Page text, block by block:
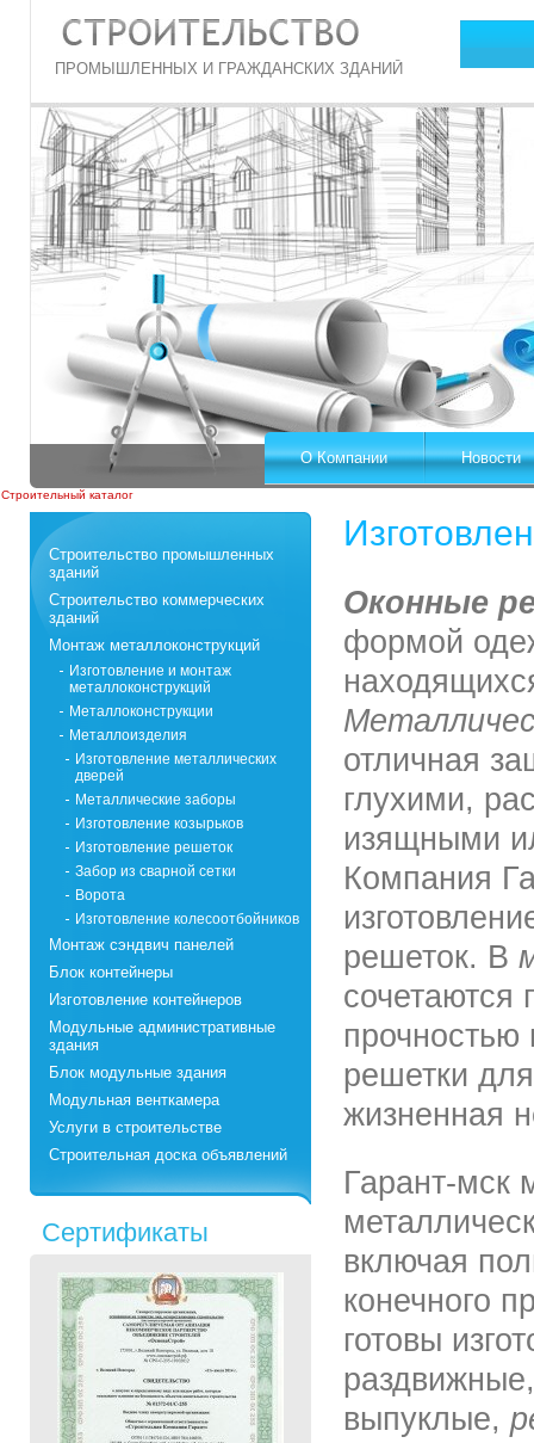
ПРОМЫШЛЕННЫХ И ГРАЖДАНСКИХ ЗДАНИЙ
О Компании Новости
Оконные
формой
отличная
глухими,
изящными
Компания
решеток. В
сочетаются
прочностью
решетки
жизненная
Гарант-мск
включая
конечного
готовы
выпуклые,
Строительство промышленных
зданий
Строительство коммерческих
зданий
Монтаж металлоконструкций
Изготовление и монтаж
металлоконструкций
Металлоконструкции
Металлоизделия
Изготовление металлических
дверей
Металлические заборы
Изготовление козырьков
Изготовление решеток
Забор из сварной сетки
Ворота
Изготовление колесоотбойников
Монтаж сэндвич панелей
Блок контейнеры
Изготовление контейнеров
Модульные административные
здания
Блок модульные здания
Модульная венткамера
Услуги в строительстве
Строительная доска объявлений
Сертификаты
Строительный каталог